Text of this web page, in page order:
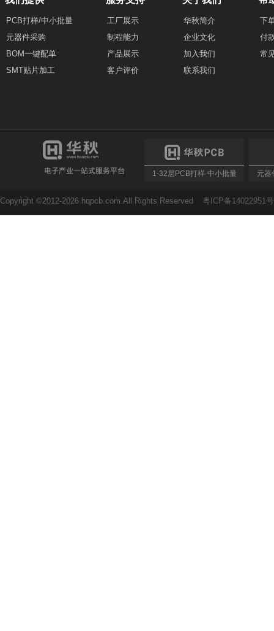
PCB打样/中小批量
元器件采购
BOM一键配单
SMT贴片加工
工厂展示
制程能力
产品展示
客户评价
华秋简介
企业文化
加入我们
联系我们
下
付
常
1-32层PCB打样·中小批量 元器
Copyright ©2012-2026 hqpcb.com.All Rights Reserved 粤ICP备14022951号